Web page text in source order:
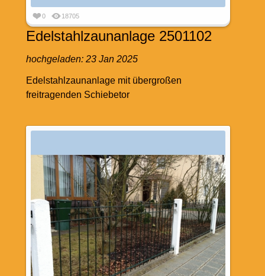
0 18705
Edelstahlzaunanlage 2501102
hochgeladen: 23 Jan 2025
Edelstahlzaunanlage mit übergroßen
freitragenden Schiebetor